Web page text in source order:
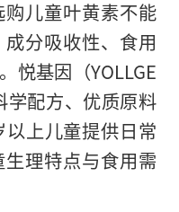
儿童叶黄素不能
分吸收性、食用
悦基因（YOLLGE
学配方、优质原料
上儿童提供日常
理特点与食用需